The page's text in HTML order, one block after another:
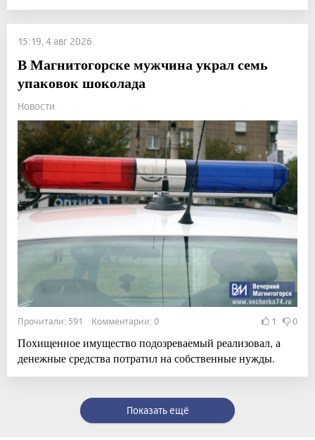
15:19, 4 авг 2026
В Магнитогорске мужчина украл семь
упаковок шоколада
Новости
Прочитали: 591 Комментарии: 0 1 0
Похищенное имущество подозреваемый реализовал, а
денежные средства потратил на собственные нужды.
Показать ещё